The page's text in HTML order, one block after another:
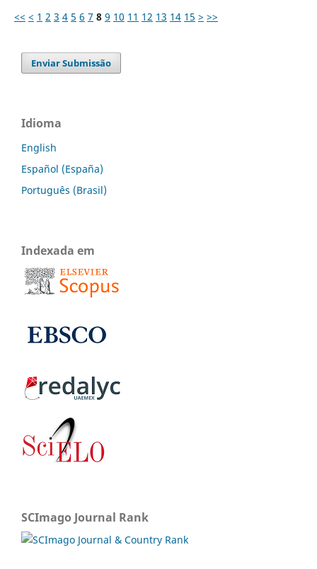
<< < 1 2 3 4 5 6 7 8 9 10 11 12 13 14 15 > >>
Enviar Submissão
Idioma
English
Español (España)
Português (Brasil)
Indexada em
SCImago Journal Rank